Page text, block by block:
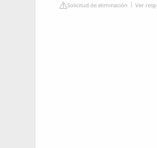
Solicitud de eliminación Ver